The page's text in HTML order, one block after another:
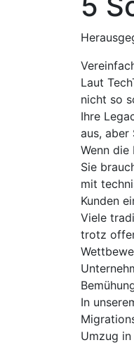
Laut
nicht so
Ihre
aus, aber
Wenn
Sie
mit
Kunden
Viele
trotz
In
Umzug